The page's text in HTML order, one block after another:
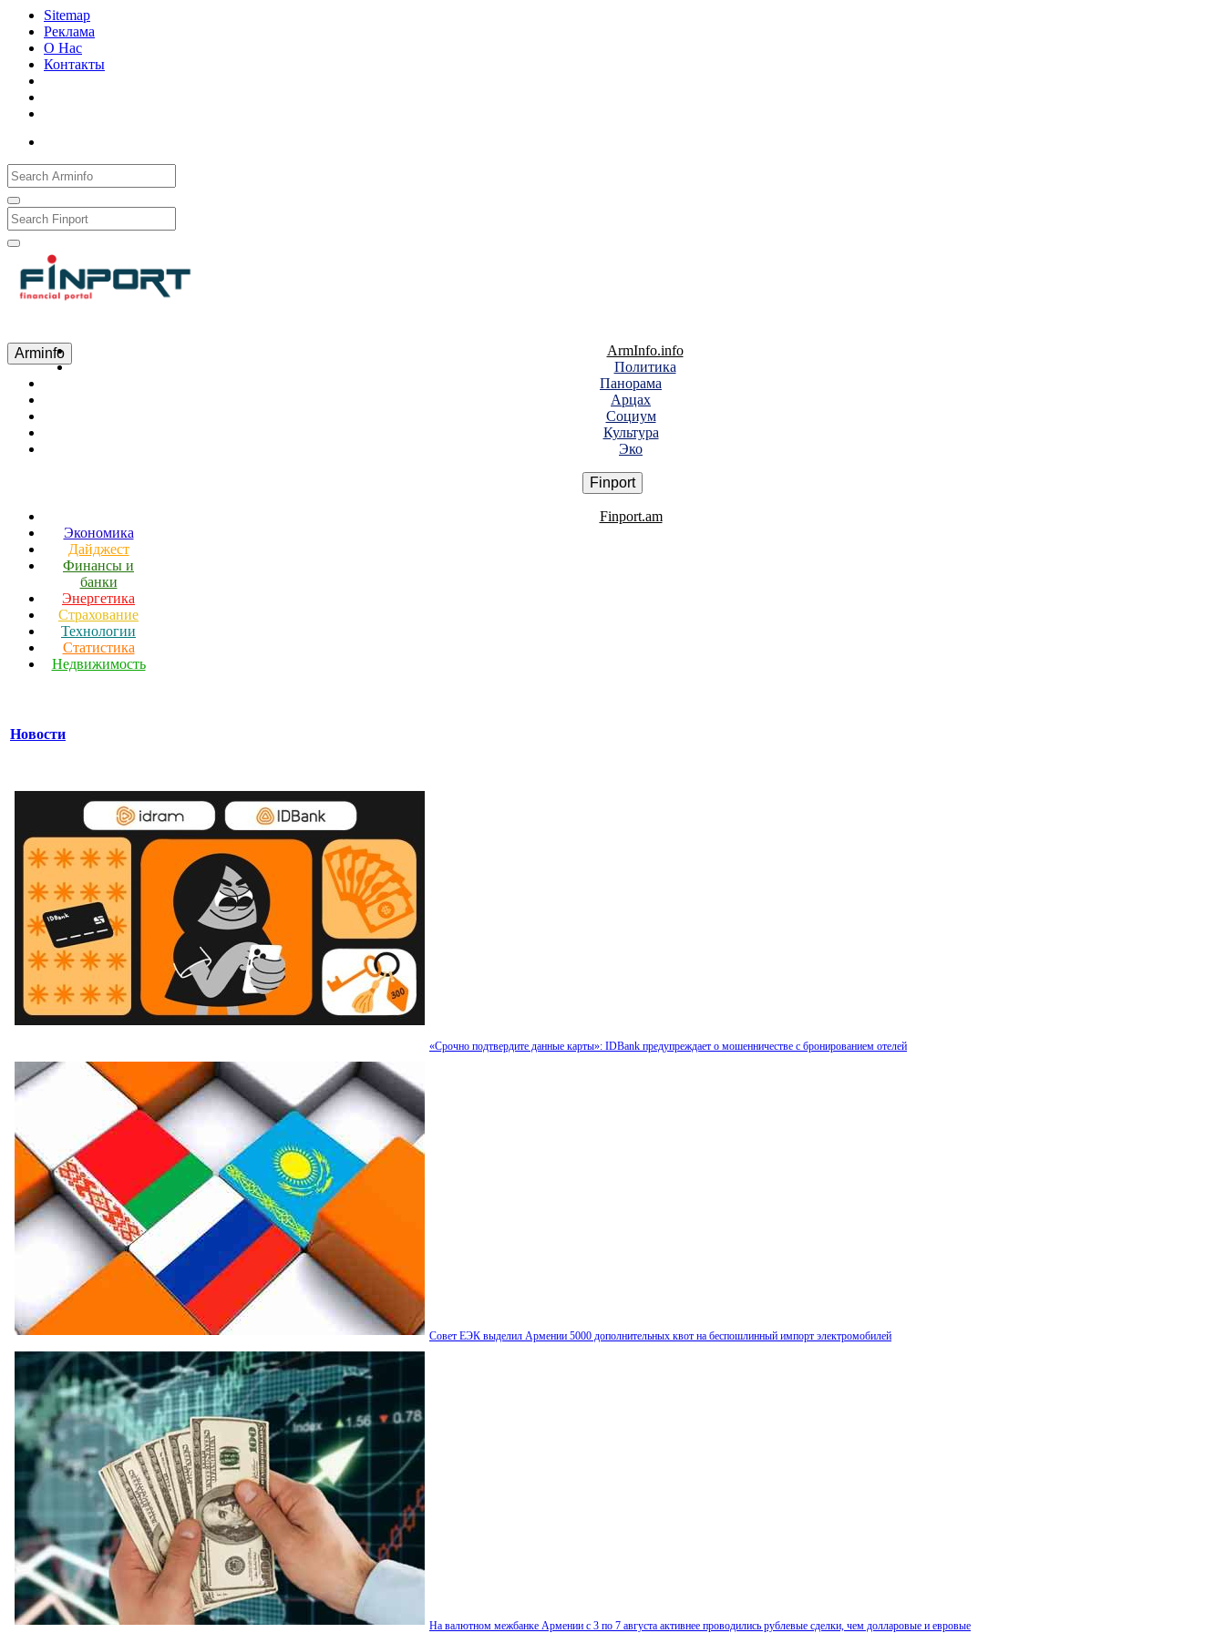
Sitemap
Реклама
О Нас
Контакты
Arminfo
ArmInfo.info
Политика
Панорама
Арцах
Социум
Культура
Эко
Finport
Finport.am
Экономика
Дайджест
Финансы и
банки
Энергетика
Страхование
Технологии
Статистика
Недвижимость
Новости
«Срочно подтвердите данные карты»: IDBank предупреждает о мошенничестве с бронированием отелей
Совет ЕЭК выделил Армении 5000 дополнительных квот на беспошлинный импорт электромобилей
На валютном межбанке Армении с 3 по 7 августа активнее проводились рублевые сделки, чем долларовые и евровые